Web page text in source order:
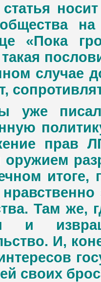
носит
на
«Пока
случае
писали о
прав
итоге,
Там же,
и
И,
своих